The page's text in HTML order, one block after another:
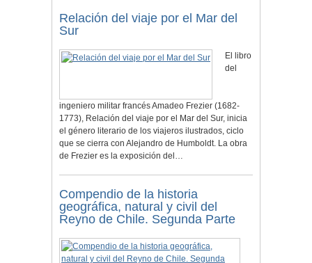
Relación del viaje por el Mar del
Sur
El libro
del
ingeniero militar francés Amadeo Frezier (1682-
1773), Relación del viaje por el Mar del Sur, inicia
el género literario de los viajeros ilustrados, ciclo
que se cierra con Alejandro de Humboldt. La obra
de Frezier es la exposición del…
Compendio de la historia
geográfica, natural y civil del
Reyno de Chile. Segunda Parte